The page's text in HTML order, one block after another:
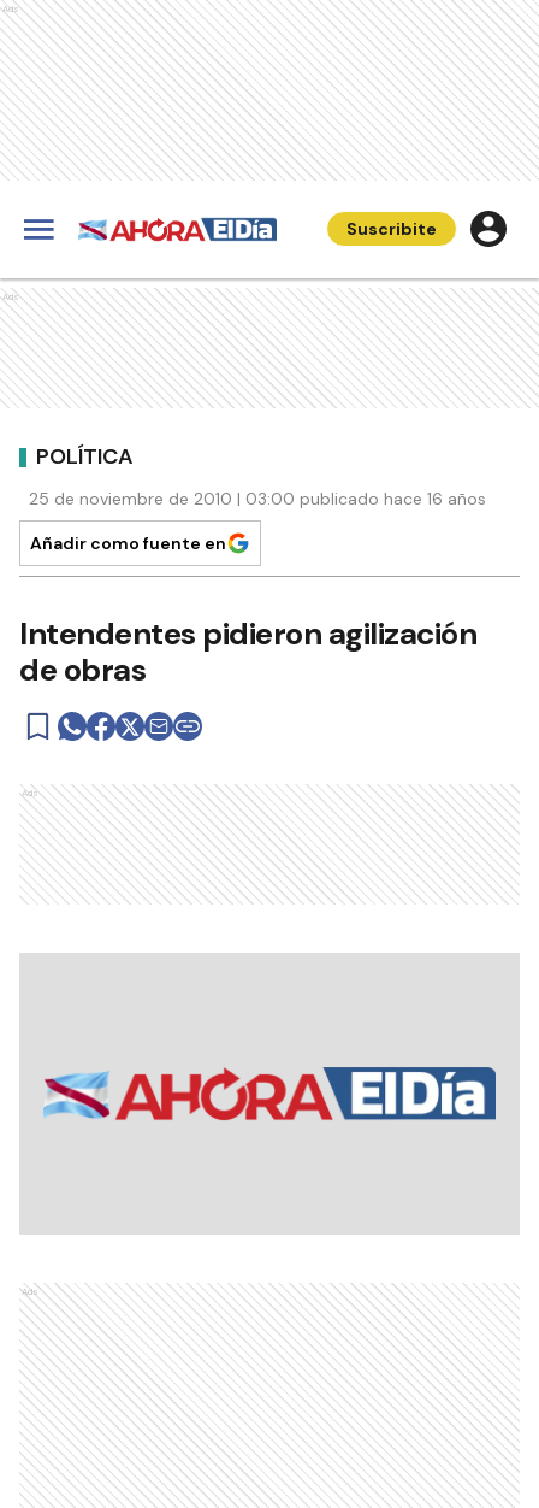
Ads
Suscribite
Ads
POLÍTICA
25 de noviembre de 2010 | 03:00 publicado hace 16 años
Añadir como fuente en
Intendentes pidieron agilización
de obras
Ads
Ads